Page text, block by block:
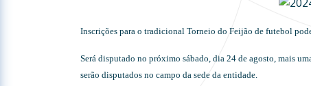
Inscrições para o tradicional Torneio do Feijão de futebol
Será disputado no próximo sábado, dia 24 de agosto, mais
serão disputados no campo da sede da entidade.